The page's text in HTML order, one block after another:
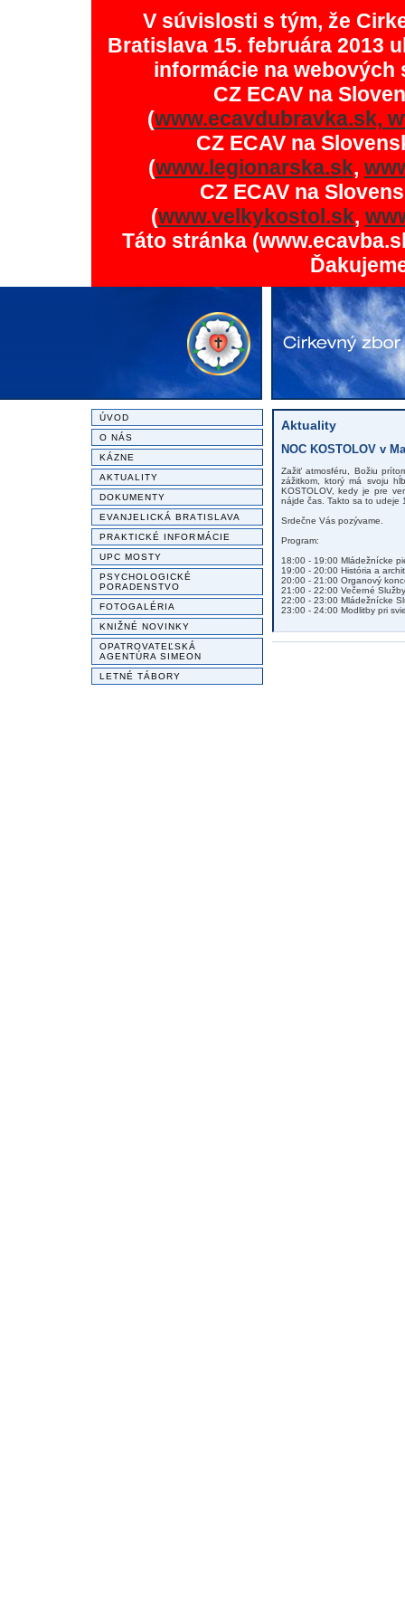
V súvislosti s tým, že
Bratislava 15. februára 2013
informácie na
CZ ECAV na
(www.ecavdubravka.sk,
CZ ECAV na
(www.legionarska.sk,
CZ ECAV na
(www.velkykostol.sk,
Táto stránka
ÚVOD
O NÁS
KÁZNE
AKTUALITY
DOKUMENTY
EVANJELICKÁ BRATISLAVA
PRAKTICKÉ INFORMÁCIE
UPC MOSTY
PSYCHOLOGICKÉ
PORADENSTVO
FOTOGALÉRIA
KNIŽNÉ NOVINKY
OPATROVATEĽSKÁ
AGENTÚRA SIMEON
LETNÉ TÁBORY
Aktuality
NOC KOSTOLOV v
Zažiť atmosféru, Božiu
zážitkom, ktorý má svoju
KOSTOLOV, kedy je pre
nájde čas. Takto sa to udeje
Srdečne Vás pozývame.
Program:
18:00 - 19:00 Mládežnícke
19:00 - 20:00 História a
20:00 - 21:00 Organový
21:00 - 22:00 Večerné
22:00 - 23:00 Mládežnícke
23:00 - 24:00 Modlitby pri